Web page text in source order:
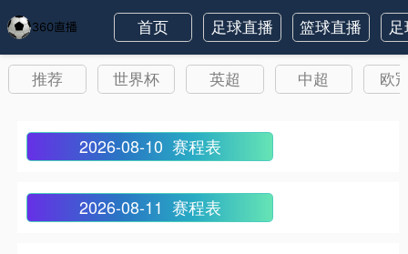
首页 足球直播 篮球直播
推荐 世界杯 英超 中超 欧
2026-08-10 赛程表
2026-08-11 赛程表